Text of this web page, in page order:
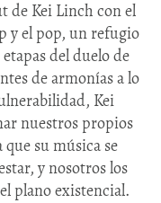
de Kei Linch con el
y el pop, un refugio
del duelo de
de armonías a lo
Kei
nuestros propios
su música se
y nosotros los
plano existencial.